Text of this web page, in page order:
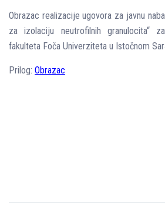
Obrazac realizacije ugovora za javnu
za izolaciju neutrofilnih granulocita“
fakulteta Foča Univerziteta u Istočnom
Prilog: Obrazac